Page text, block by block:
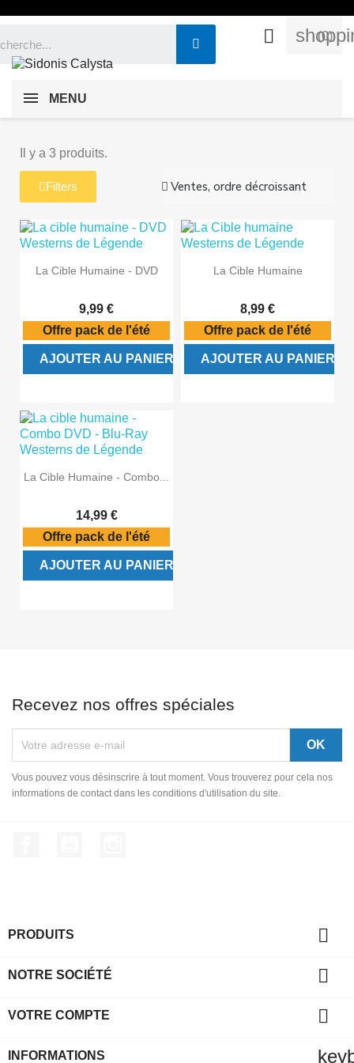
 (0)
MENU
Il y a 3 produits.
Filters
La Cible Humaine - DVD
9,99 €
Offre pack de l'été
AJOUTER AU PANIER
La Cible Humaine
8,99 €
Offre pack de l'été
AJOUTER AU PANIER
La Cible Humaine - Combo...
14,99 €
Offre pack de l'été
AJOUTER AU PANIER
Recevez nos offres spéciales
Vous pouvez vous désinscrire à tout moment. Vous trouverez pour cela nos
informations de contact dans les conditions d'utilisation du site.
PRODUITS 
NOTRE SOCIÉTÉ 
VOTRE COMPTE 
INFORMATIONS